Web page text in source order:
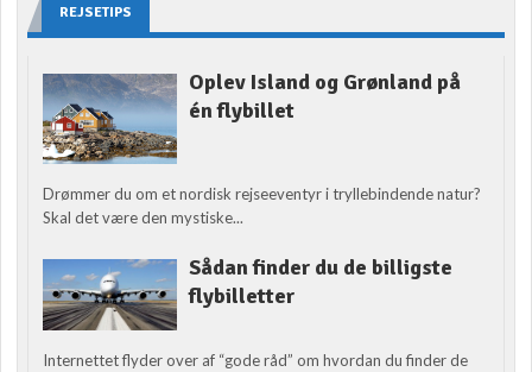
REJSETIPS
Oplev Island og Grønland på
én flybillet
Drømmer du om et nordisk rejseeventyr i tryllebindende natur?
Skal det være den mystiske...
Sådan finder du de billigste
flybilletter
Internettet flyder over af “gode råd” om hvordan du finder de